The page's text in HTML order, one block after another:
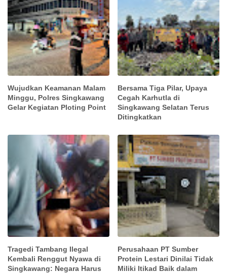
Wujudkan Keamanan Malam
Minggu, Polres Singkawang
Gelar Kegiatan Ploting Point
Bersama Tiga Pilar, Upaya
Cegah Karhutla di
Singkawang Selatan Terus
Ditingkatkan
Tragedi Tambang Ilegal
Kembali Renggut Nyawa di
Singkawang: Negara Harus
Perusahaan PT Sumber
Protein Lestari Dinilai Tidak
Miliki Itikad Baik dalam